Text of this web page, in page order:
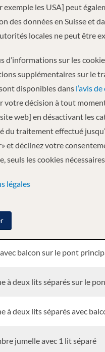
et Zambezi qui coulent
unique, où des rencontres
restaurant et un grand
de cabine
le pont principal avec 2 lits
balcon sur le pont
à deux lits séparés sur le
à deux lits séparés avec
jumelle avec 1 lit séparé
exemple les USA] peut
des données en Suisse et
locales ne peut être
d’informations sur les
supplémentaires sur le
disponibles dans l’avis
votre décision à tout
web] en désactivant les
du traitement effectué
et déclinez votre
seuls les cookies
légales